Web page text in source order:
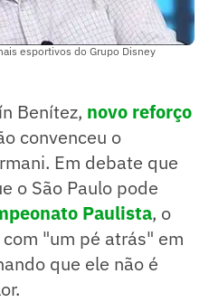
esportivos do Grupo Disney
Benítez, novo reforço
convenceu o
Em debate que
o São Paulo pode
Paulista, o
"um pé atrás" em
que ele não é